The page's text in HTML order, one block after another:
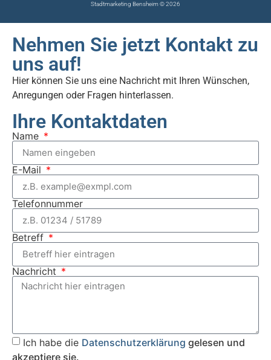
Stadtmarketing Bensheim © 2026
Nehmen Sie jetzt Kontakt zu
uns auf!
Hier können Sie uns eine Nachricht mit Ihren Wünschen,
Anregungen oder Fragen hinterlassen.
Ihre Kontaktdaten
Name
E-Mail
Telefonnummer
Betreff
Nachricht
Ich habe die Datenschutzerklärung gelesen und
akzeptiere sie.